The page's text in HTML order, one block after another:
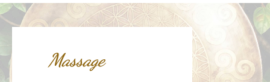
Massage